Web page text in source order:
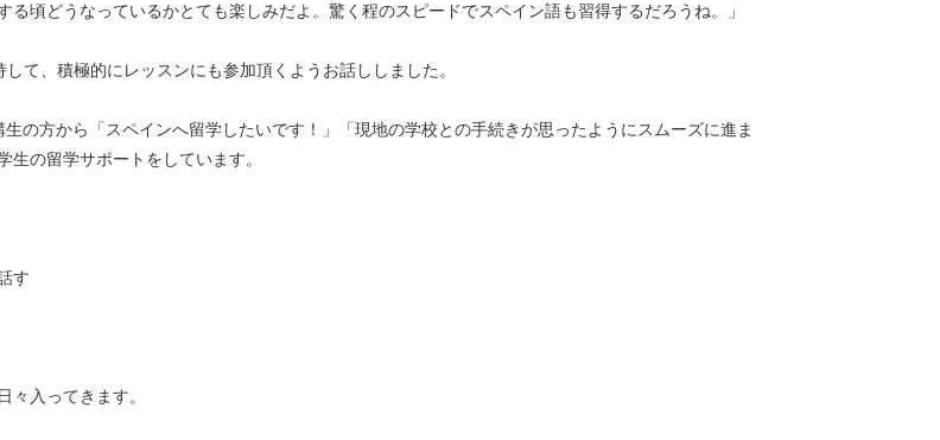
る頃どうなっているかとても楽しみだよ。驚く程のスピードでスペイン語も習得するだろうね。」
て、積極的にレッスンにも参加頂くようお話ししました。
の方から「スペインへ留学したいです！」「現地の学校との手続きが思ったようにスムーズに進ま
の留学サポートをしています。
す
入ってきます。